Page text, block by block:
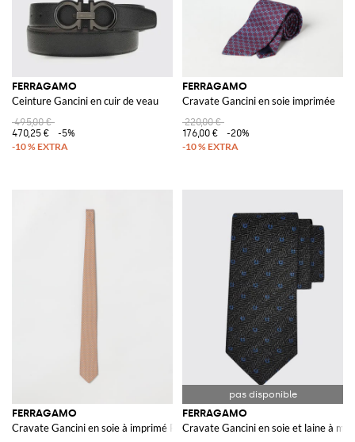
FERRAGAMO
Ceinture Gancini en cuir de veau
495,00 €
470,25 €
-5%
FERRAGAMO
Cravate Gancini en soie imprimée
220,00 €
176,00 €
-20%
FERRAGAMO
Cravate Gancini en soie à imprimé Pégase
FERRAGAMO
Cravate Gancini en soie et laine à